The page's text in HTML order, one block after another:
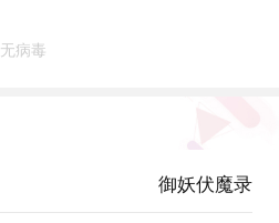
无病毒
御妖伏魔录